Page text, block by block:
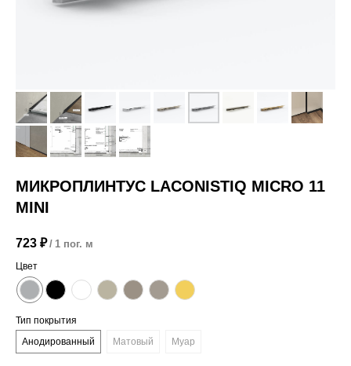
МИКРОПЛИНТУС LACONISTIQ MICRO 11
MINI
723 ₽ / 1 пог. м
Цвет
Тип покрытия
Анодированный
Матовый Муар